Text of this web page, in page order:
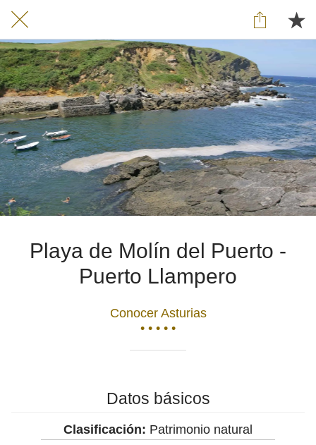
Playa de Molín del Puerto -
Puerto Llampero
Conocer Asturias
• • • • •
Datos básicos
Clasificación: Patrimonio natural